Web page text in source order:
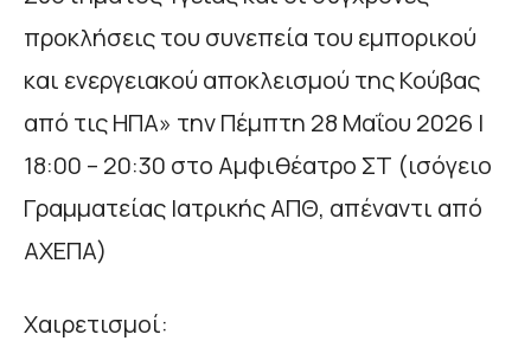
προκλήσεις του συνεπεία του εμπορικού
και ενεργειακού αποκλεισμού της Κούβας
από τις ΗΠΑ» την Πέμπτη 28 Μαΐου 2026 |
18:00 – 20:30 στο Αμφιθέατρο ΣΤ (ισόγειο
Γραμματείας Ιατρικής ΑΠΘ, απέναντι από
ΑΧΕΠΑ)
Χαιρετισμοί: